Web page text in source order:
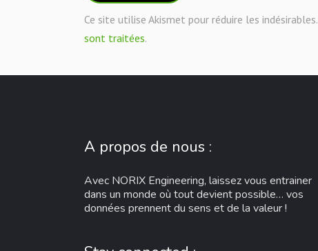
Ce site utilise Akismet pour réduire les indésirables.
sont traitées.
A propos de nous :
Avec NORIX Engineering, laissez vous entrainer
dans un monde où tout devient possible… vos
données prennent du sens et de la valeur !